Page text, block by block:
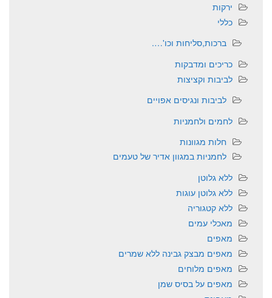
ירקות
כללי
ברכות,סליחות וכו'….
כריכים ומדבקות
לביבות וקציצות
לביבות ונגיסים אפויים
לחמים ולחמניות
חלות מגוונות
לחמניות במגוון אדיר של טעמים
ללא גלוטן
ללא גלוטן עוגות
ללא קטגוריה
מאכלי עמים
מאפים
מאפים מבצק גבינה ללא שמרים
מאפים מלוחים
מאפים על בסיס שמן